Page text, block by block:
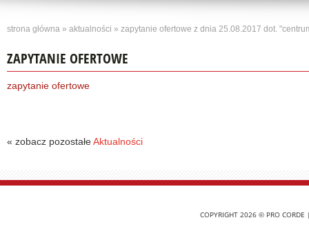
strona główna » aktualności » zapytanie ofertowe z dnia 25.08.2017 dot.
ZAPYTANIE OFERTOWE
zapytanie ofertowe
« zobacz pozostałeAktualności
COPYRIGHT 2026 © PRO CORDE